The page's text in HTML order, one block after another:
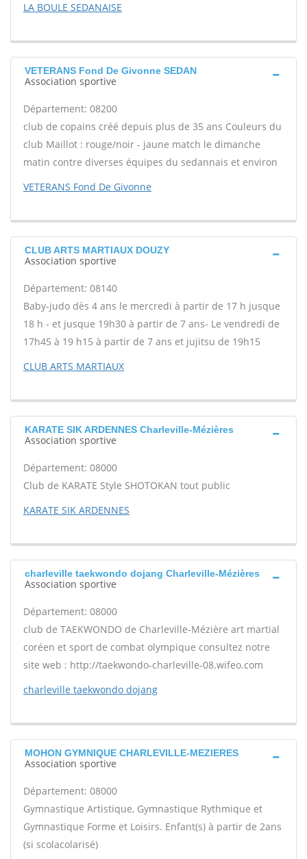
LA BOULE SEDANAISE
VETERANS Fond De Givonne SEDAN
Association sportive
Département: 08200
club de copains créé depuis plus de 35 ans Couleurs du
club Maillot : rouge/noir - jaune match le dimanche
matin contre diverses équipes du sedannais et environ
VETERANS Fond De Givonne
CLUB ARTS MARTIAUX DOUZY
Association sportive
Département: 08140
Baby-judo dès 4 ans le mercredi à partir de 17 h jusque
18 h - et jusque 19h30 à partir de 7 ans- Le vendredi de
17h45 à 19 h15 à partir de 7 ans et jujitsu de 19h15
CLUB ARTS MARTIAUX
KARATE SIK ARDENNES Charleville-Mézières
Association sportive
Département: 08000
Club de KARATE Style SHOTOKAN tout public
KARATE SIK ARDENNES
charleville taekwondo dojang Charleville-Mézières
Association sportive
Département: 08000
club de TAEKWONDO de Charleville-Mézière art martial
coréen et sport de combat olympique consultez notre
site web : http://taekwondo-charleville-08.wifeo.com
charleville taekwondo dojang
MOHON GYMNIQUE CHARLEVILLE-MEZIERES
Association sportive
Département: 08000
Gymnastique Artistique, Gymnastique Rythmique et
Gymnastique Forme et Loisirs. Enfant(s) à partir de 2ans
(si scolacolarisé)